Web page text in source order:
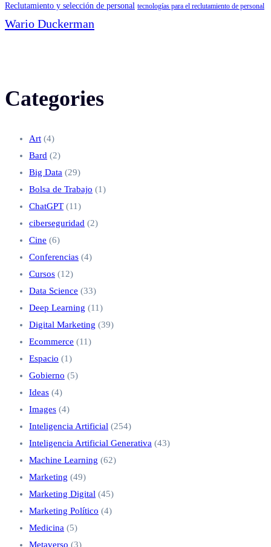
Reclutamiento y selección de personal tecnologías para el reclutamiento de personal
Wario Duckerman
Categories
Art (4)
Bard (2)
Big Data (29)
Bolsa de Trabajo (1)
ChatGPT (11)
ciberseguridad (2)
Cine (6)
Conferencias (4)
Cursos (12)
Data Science (33)
Deep Learning (11)
Digital Marketing (39)
Ecommerce (11)
Espacio (1)
Gobierno (5)
Ideas (4)
Images (4)
Inteligencia Artificial (254)
Inteligencia Artificial Generativa (43)
Machine Learning (62)
Marketing (49)
Marketing Digital (45)
Marketing Político (4)
Medicina (5)
Metaverso (3)